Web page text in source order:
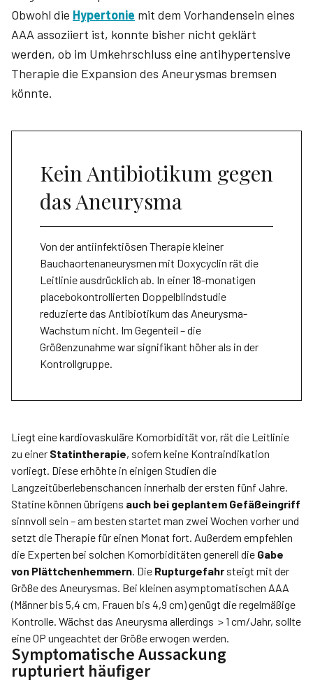
Obwohl die Hypertonie mit dem Vorhandensein eines
AAA assoziiert ist, konnte bisher nicht geklärt
werden, ob im Umkehrschluss eine antihypertensive
Therapie die Expansion des Aneurysmas bremsen
könnte.
Kein Antibiotikum gegen
das Aneurysma
Von der antiinfektiösen Therapie kleiner
Bauchaortenaneurysmen mit Doxycyclin rät die
Leitlinie ausdrücklich ab. In einer 18-monatigen
placebokontrollierten Doppelblindstudie
reduzierte das Antibiotikum das Aneurysma-
Wachstum nicht. Im Gegenteil – die
Größenzunahme war signifikant höher als in der
Kontrollgruppe.
Liegt eine kardiovaskuläre Komorbidität vor, rät die Leitlinie
zu einer Statintherapie, sofern keine Kontraindikation
vorliegt. Diese erhöhte in einigen Studien die
Langzeitüberlebenschancen innerhalb der ersten fünf Jahre.
Statine können übrigens auch bei geplantem Gefäßeingriff
sinnvoll sein – am besten startet man zwei Wochen vorher und
setzt die Therapie für einen Monat fort. Außerdem empfehlen
die Experten bei solchen Komorbiditäten generell die Gabe
von Plättchenhemmern. Die Rupturgefahr steigt mit der
Größe des Aneurysmas. Bei kleinen asymptomatischen AAA
(Männer bis 5,4 cm, Frauen bis 4,9 cm) genügt die regelmäßige
Kontrolle. Wächst das Aneurysma allerdings ­ > 1 cm/Jahr, sollte
eine OP ungeachtet der Größe erwogen werden.
Symptomatische Aussackung
rupturiert häufiger